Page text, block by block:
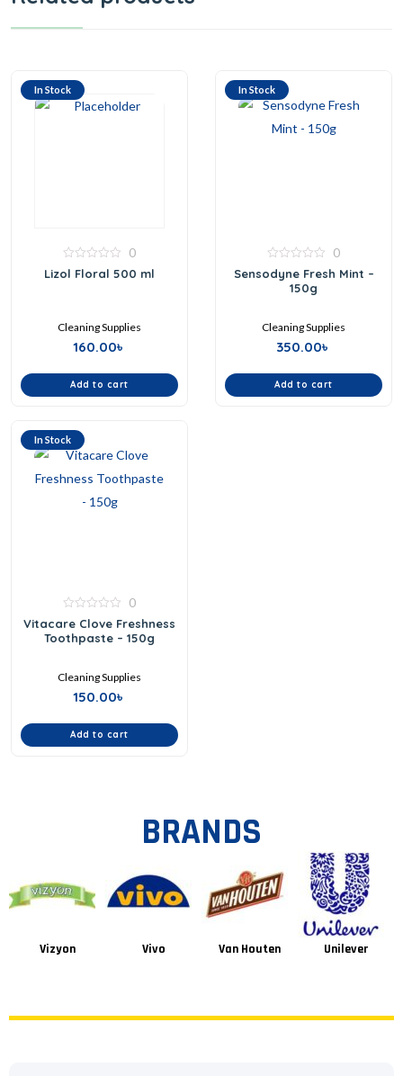
In Stock
0
out
0
Lizol Floral 500 ml
Cleaning Supplies
160.00৳
Add to cart
In Stock
out
0
Sensodyne Fresh Mint –
150g
Cleaning Supplies
350.00৳
Add to cart
In Stock
out
of
0
Vitacare Clove Freshness
Toothpaste – 150g
Cleaning Supplies
150.00৳
Add to cart
BRANDS
Vizyon Vivo Van Houten Unilever